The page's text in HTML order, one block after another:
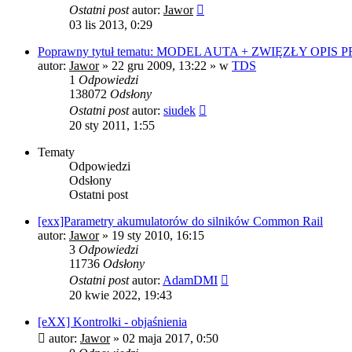
Ostatni postautor: Jawor
03 lis 2013, 0:29
Poprawny tytuł tematu: MODEL AUTA + ZWIĘZŁY OPIS
autor: Jawor» 22 gru 2009, 13:22 » w TDS
1 Odpowiedzi
138072 Odsłony
Ostatni postautor: siudek
20 sty 2011, 1:55
Tematy
Odpowiedzi
Odsłony
Ostatni post
[exx]Parametry akumulatorów do silników Common Rail
autor: Jawor» 19 sty 2010, 16:15
3 Odpowiedzi
11736 Odsłony
Ostatni postautor: AdamDMI
20 kwie 2022, 19:43
[eXX] Kontrolki - objaśnienia
autor: Jawor» 02 maja 2017, 0:50